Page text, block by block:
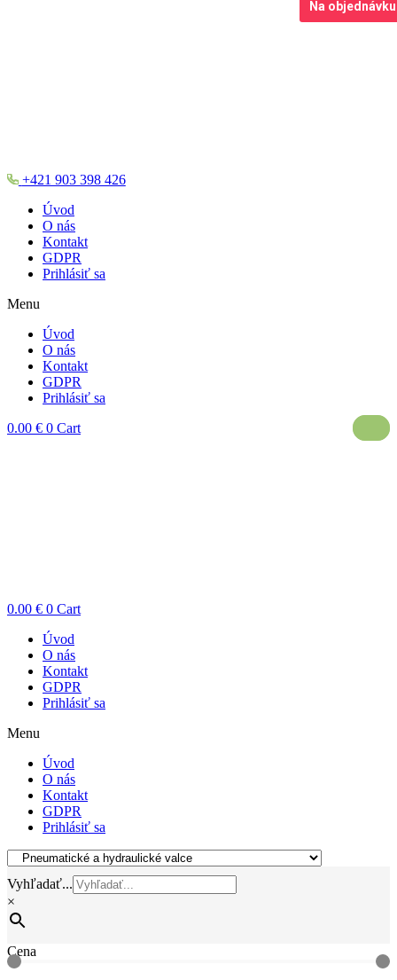
+421 903 398 426
Úvod
O nás
Kontakt
GDPR
Prihlásiť sa
Menu
Úvod
O nás
Kontakt
GDPR
Prihlásiť sa
0.00 € 0 Cart
0.00 € 0 Cart
Úvod
O nás
Kontakt
GDPR
Prihlásiť sa
Menu
Úvod
O nás
Kontakt
GDPR
Prihlásiť sa
Vyhľadať...
×
Cena
Na objednávku